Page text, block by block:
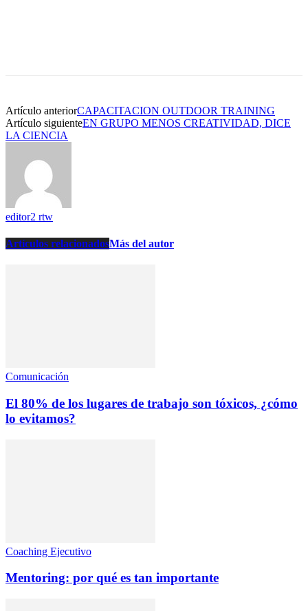
Artículo anteriorCAPACITACION OUTDOOR TRAINING
Artículo siguienteEN GRUPO MENOS CREATIVIDAD, DICE
LA CIENCIA
editor2 rtw
Artículos relacionadosMás del autor
Comunicación
El 80% de los lugares de trabajo son tóxicos, ¿cómo
lo evitamos?
Coaching Ejecutivo
Mentoring: por qué es tan importante